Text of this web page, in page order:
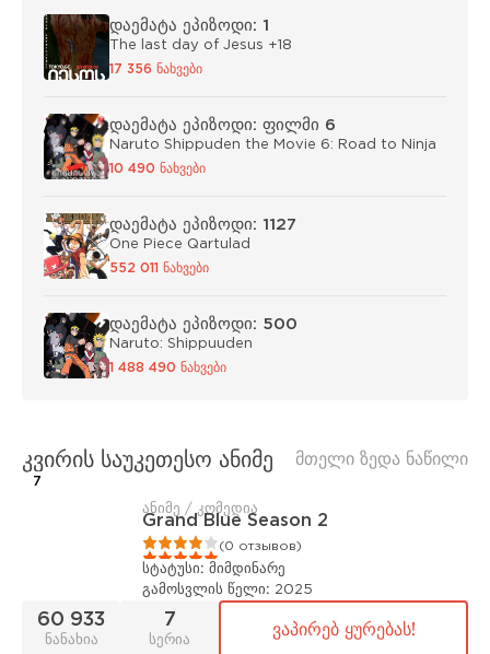
დაემატა ეპიზოდი: 1
The last day of Jesus +18
17 356 ნახვები
დაემატა ეპიზოდი: ფილმი 6
Naruto Shippuden the Movie 6: Road to Ninja
10 490 ნახვები
დაემატა ეპიზოდი: 1127
One Piece Qartulad
552 011 ნახვები
დაემატა ეპიზოდი: 500
Naruto: Shippuuden
1 488 490 ნახვები
კვირის საუკეთესო ანიმე მთელი ზედა ნაწილი
7
ანიმე / კომედია
Grand Blue Season 2
(0 отзывов)
სტატუსი: მიმდინარე
გამოსვლის წელი: 2025
60 933
ნანახია
7
სერია
ვაპირებ ყურებას!